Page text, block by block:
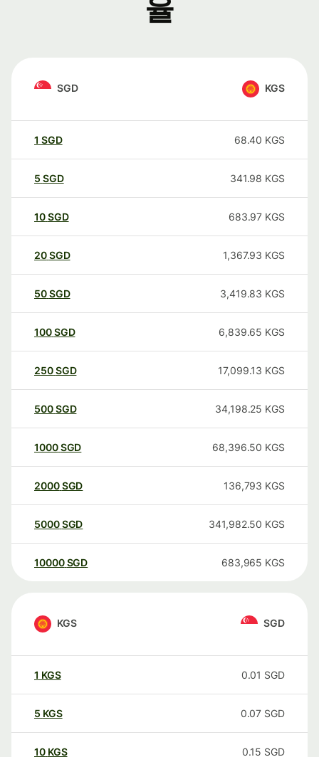
율
SGD KGS
1 SGD 68.40 KGS
5 SGD 341.98 KGS
10SGD 683.97 KGS
20SGD 1,367.93 KGS
50SGD 3,419.83 KGS
100SGD 6,839.65 KGS
250SGD 17,099.13 KGS
500SGD 34,198.25 KGS
1000SGD 68,396.50 KGS
2000SGD 136,793 KGS
5000SGD 341,982.50 KGS
10000 SGD 683,965 KGS
KGS SGD
1 KGS 0.01 SGD
5 KGS 0.07 SGD
10 KGS 0.15 SGD